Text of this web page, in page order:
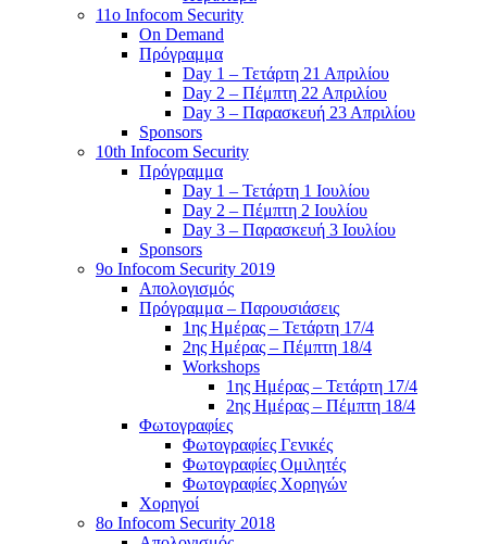
11o Infocom Security
On Demand
Πρόγραμμα
Day 1 – Τετάρτη 21 Απριλίου
Day 2 – Πέμπτη 22 Απριλίου
Day 3 – Παρασκευή 23 Απριλίου
Sponsors
10th Infocom Security
Πρόγραμμα
Day 1 – Τετάρτη 1 Ιουλίου
Day 2 – Πέμπτη 2 Ιουλίου
Day 3 – Παρασκευή 3 Ιουλίου
Sponsors
9ο Infocom Security 2019
Απολογισμός
Πρόγραμμα – Παρουσιάσεις
1ης Ημέρας – Τετάρτη 17/4
2ης Ημέρας – Πέμπτη 18/4
Workshops
1ης Ημέρας – Τετάρτη 17/4
2ης Ημέρας – Πέμπτη 18/4
Φωτογραφίες
Φωτογραφίες Γενικές
Φωτογραφίες Ομιλητές
Φωτογραφίες Χορηγών
Χορηγοί
8ο Infocom Security 2018